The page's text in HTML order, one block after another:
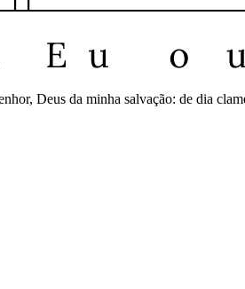
Deus da minha salvação: de dia